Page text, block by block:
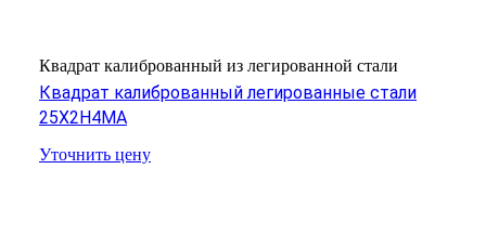
Квадрат калиброванный из легированной стали
Квадрат калиброванный легированные стали
25Х2Н4МА
Уточнить цену